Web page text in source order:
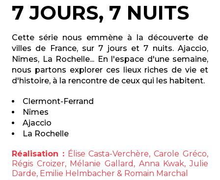
7 JOURS, 7 NUITS
Cette série nous emmène à la découverte de
villes de France, sur 7 jours et 7 nuits. Ajaccio,
Nîmes, La Rochelle... En l'espace d'une semaine,
nous partons explorer ces lieux riches de vie et
d'histoire, à la rencontre de ceux qui les habitent.
Clermont-Ferrand
Nîmes
Ajaccio
La Rochelle
Réalisation :Élise Casta-Verchère, Carole Gréco,
Régis Croizer, Mélanie Gallard, Anna Kwak, Julie
Darde, Emilie Helmbacher & Romain Marchal